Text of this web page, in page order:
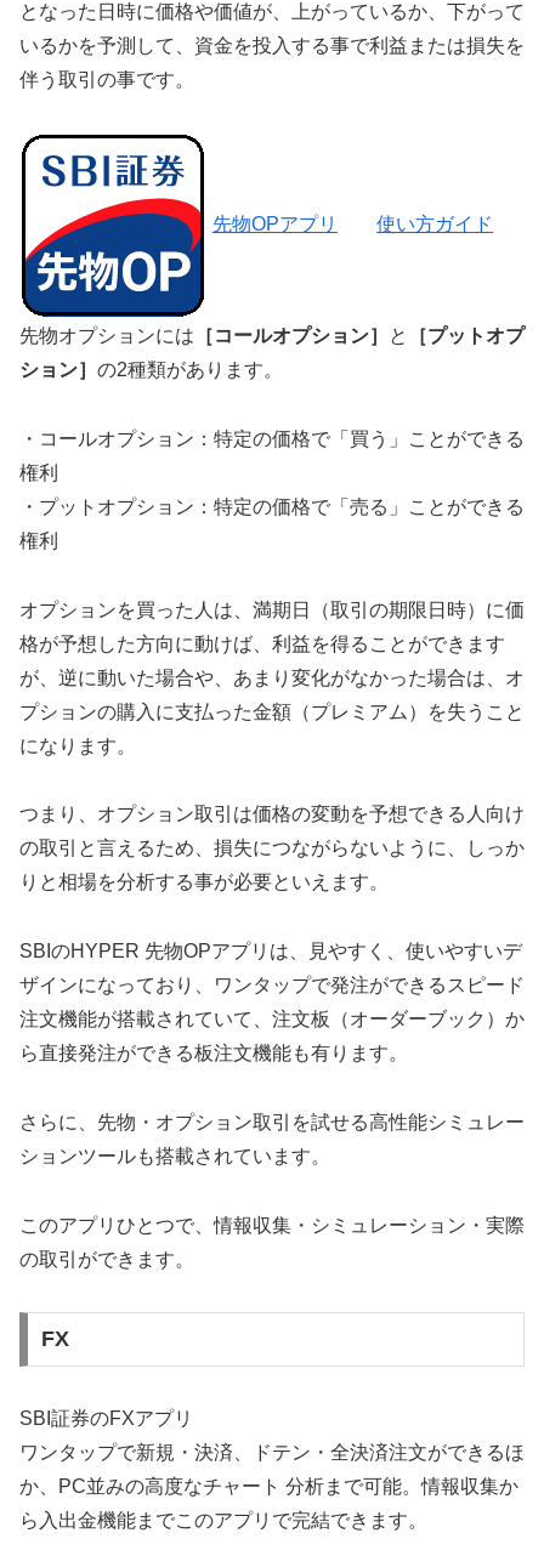
となった日時に価格や価値が、上がっているか、下がって
いるかを予測して、資金を投入する事で利益または損失を
伴う取引の事です。
先物OPアプリ 使い方ガイド
先物オプションには ［コールオプション］ と
［プットオプ
ション］ の2種類があります。
・コールオプション：特定の価格で「買う」ことができる
権利
・プットオプション：特定の価格で「売る」ことができる
権利
オプションを買った人は、満期日（取引の期限日時）に価
格が予想した方向に動けば、利益を得ることができます
が、逆に動いた場合や、あまり変化がなかった場合は、オ
プションの購入に支払った金額（プレミアム）を失うこと
になります。
つまり、オプション取引は価格の変動を予想できる人向け
の取引と言えるため、損失につながらないように、しっか
りと相場を分析する事が必要といえます。
SBIのHYPER 先物OPアプリは、見やすく、使いやすいデ
ザインになっており、ワンタップで発注ができるスピード
注文機能が搭載されていて、注文板（オーダーブック）か
ら直接発注ができる板注文機能も有ります。
さらに、先物・オプション取引を試せる高性能シミュレー
ションツールも搭載されています。
このアプリひとつで、情報収集・シミュレーション・実際
の取引ができます。
FX
SBI証券のFXアプリ
ワンタップで新規・決済、ドテン・全決済注文ができるほ
か、PC並みの高度なチャート 分析まで可能。情報収集か
ら入出金機能までこのアプリで完結できます。